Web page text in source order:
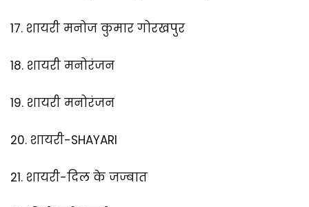
17. शायरी मनोज कुमार गोरखपुर
18. शायरी मनोरंजन
19. शायरी मनोरंजन
20. शायरी-SHAYARI
21. शायरी-दिल के जज्बात